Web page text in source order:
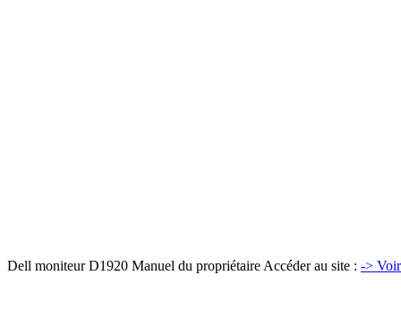
Dell moniteur D1920 Manuel du propriétaire Accéder au site : ->